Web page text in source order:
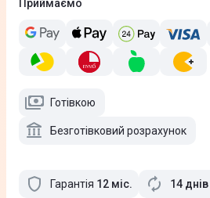
Приймаємо
Готівкою
Безготівковий розрахунок
Гарантія 12 міс. 14 днів